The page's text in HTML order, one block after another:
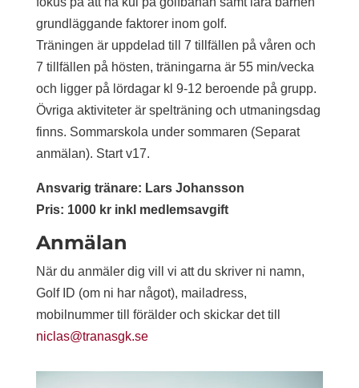
grundläggande faktorer inom golf.
Träningen är uppdelad till 7 tillfällen på våren och
7 tillfällen på hösten, träningarna är 55 min/vecka
och ligger på lördagar kl 9-12 beroende på grupp.
Övriga aktiviteter är spelträning och utmaningsdag
finns. Sommarskola under sommaren (Separat
anmälan). Start v17.
Ansvarig tränare: Lars Johansson
Pris: 1000 kr inkl medlemsavgift
Anmälan
När du anmäler dig vill vi att du skriver ni namn,
Golf ID (om ni har något), mailadress,
mobilnummer till förälder och skickar det till
niclas@tranasgk.se